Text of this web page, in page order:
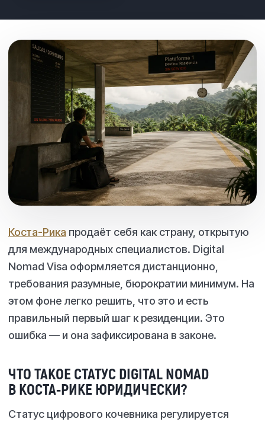
Коста-Рика продаёт себя как страну, открытую
для международных специалистов. Digital
Nomad Visa оформляется дистанционно,
требования разумные, бюрократии минимум. На
этом фоне легко решить, что это и есть
правильный первый шаг к резиденции. Это
ошибка — и она зафиксирована в законе.
ЧТО ТАКОЕ СТАТУС DIGITAL NOMAD
В КОСТА-РИКЕ ЮРИДИЧЕСКИ?
Статус цифрового кочевника регулируется